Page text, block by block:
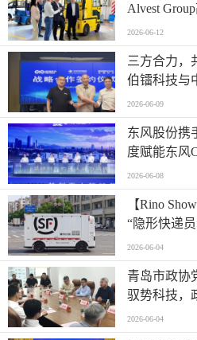
Alvest
发测试和应
2026-06-12
三方合力，
伯镭科技与
正式签署三
2026-06-09
东风股份携
度赋能东风
发
2026-06-08
【Rino
“隐形快递
2026-06-04
青岛市政协
驭势科技，
驾驶应用样板
2026-06-04